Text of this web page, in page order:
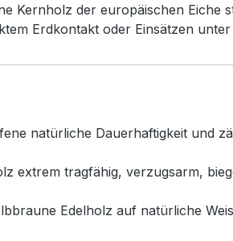
Kernholz der europäischen
Erdkontakt oder Einsätzen
natürliche Dauerhaftigkeit und
extrem tragfähig, verzugsarm,
Edelholz auf natürliche